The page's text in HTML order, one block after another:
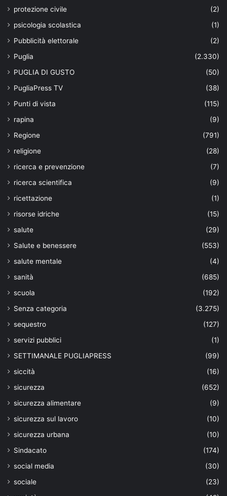
protezione civile
(2)
psicologia scolastica
(1)
Pubblicità elettorale
(2)
Puglia
(2.330)
PUGLIA DI GUSTO
(50)
PugliaPress TV
(38)
Punti di vista
(115)
rapina
(9)
Regione
(791)
religione
(28)
ricerca e prevenzione
(7)
ricerca scientifica
(9)
ricettazione
(1)
risorse idriche
(15)
salute
(29)
Salute e benessere
(553)
salute mentale
(4)
sanità
(685)
scuola
(192)
Senza categoria
(3.275)
sequestro
(127)
servizi pubblici
(1)
SETTIMANALE PUGLIAPRESS
(99)
siccità
(16)
sicurezza
(652)
sicurezza alimentare
(9)
sicurezza sul lavoro
(10)
sicurezza urbana
(10)
Sindacato
(174)
social media
(30)
sociale
(23)